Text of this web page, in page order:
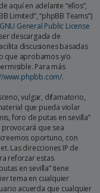
aquí en adelante “ellos”,
Limited”, “phpBB Teams”)
General Public License
descargada de
discusiones basadas
que aprobamos y/o
Para más
www.phpbb.com/.
vulgar, difamatorio,
que pueda violar
foro de putas en sevilla”
provocará que sea
oportuno, con
Las direcciones IP de
reforzar estas
en sevilla” tiene
tema en cualquier
acuerda que cualquier